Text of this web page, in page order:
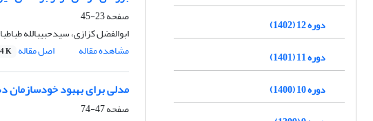
صفحه23-45
ابوالفضل کزازی، سیدحبیبالله
مشاهده مقاله
اصل مقاله K
مدلی برای بهبود خودسازمان
صفحه47-74
دوره 12 (1402)
دوره 11 (1401)
دوره 10 (1400)